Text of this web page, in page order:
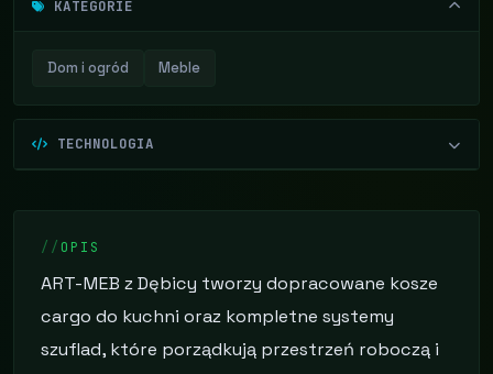
KATEGORIE
Dom i ogród Meble
TECHNOLOGIA
OPIS
ART-MEB z Dębicy tworzy dopracowane kosze
cargo do kuchni oraz kompletne systemy
szuflad, które porządkują przestrzeń roboczą i